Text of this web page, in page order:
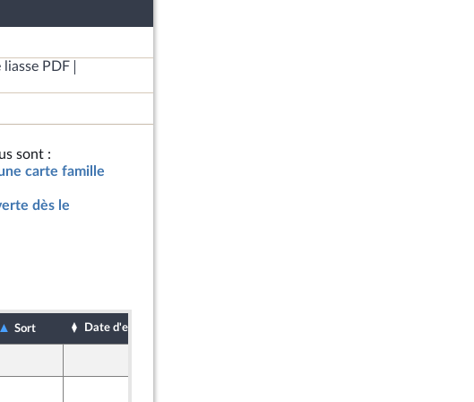
liasse PDF
sont :
carte famille
dès le
Sort Date d'examen